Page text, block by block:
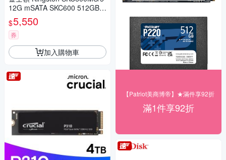
12G mSATA SKC600 512GB S
SD固態硬碟
$5,550
券
加入購物車
【Patriot美商博帝】★滿件享92折
滿1件享92折